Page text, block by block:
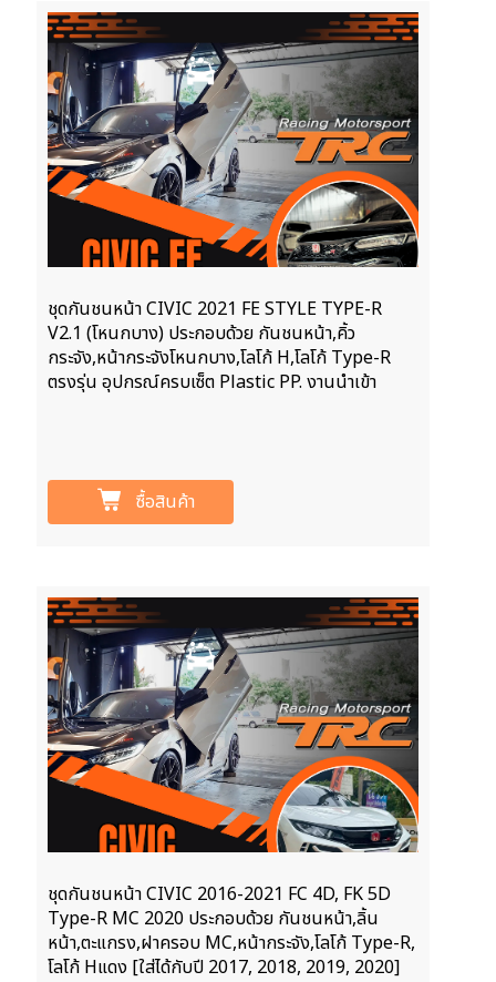
ชุดกันชนหน้า CIVIC 2021 FE STYLE TYPE-R
V2.1 (โหนกบาง) ประกอบด้วย กันชนหน้า,คิ้ว
กระจัง,หน้ากระจังโหนกบาง,โลโก้ H,โลโก้ Type-R
ตรงรุ่น อุปกรณ์ครบเซ็ต Plastic PP. งานนำเข้า
ซื้อสินค้า
ชุดกันชนหน้า CIVIC 2016-2021 FC 4D, FK 5D
Type-R MC 2020 ประกอบด้วย กันชนหน้า,ลิ้น
หน้า,ตะแกรง,ฝาครอบ MC,หน้ากระจัง,โลโก้ Type-R,
โลโก้ Hแดง [ใส่ได้กับปี 2017, 2018, 2019, 2020]